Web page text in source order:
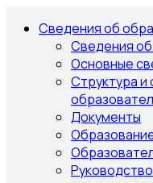
Сведения об
Сведения
Основные
Структура и
Документы